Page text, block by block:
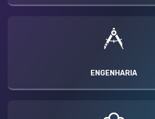
ENGENHARIA